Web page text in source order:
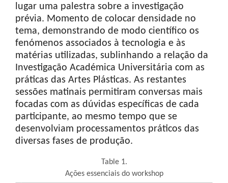
lugar uma palestra sobre a investigação
prévia. Momento de colocar densidade no
tema, demonstrando de modo científico os
fenómenos associados à tecnologia e às
matérias utilizadas, sublinhando a relação da
Investigação Académica Universitária com as
práticas das Artes Plásticas. As restantes
sessões matinais permitiram conversas mais
focadas com as dúvidas específicas de cada
participante, ao mesmo tempo que se
desenvolviam processamentos práticos das
diversas fases de produção.
Table 1.
Ações essenciais do workshop